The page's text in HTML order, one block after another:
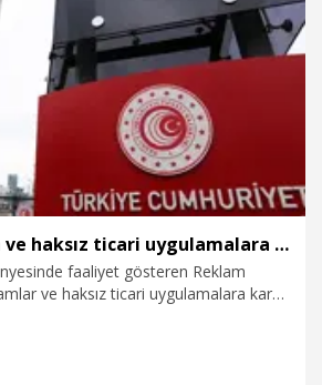
Yanıltıcı reklam ve haksız ticari uygulamalara 185 milyon TL'nin üzerinde ceza
faaliyet gösteren Reklam
ve haksız ticari uygulamalara karşı;